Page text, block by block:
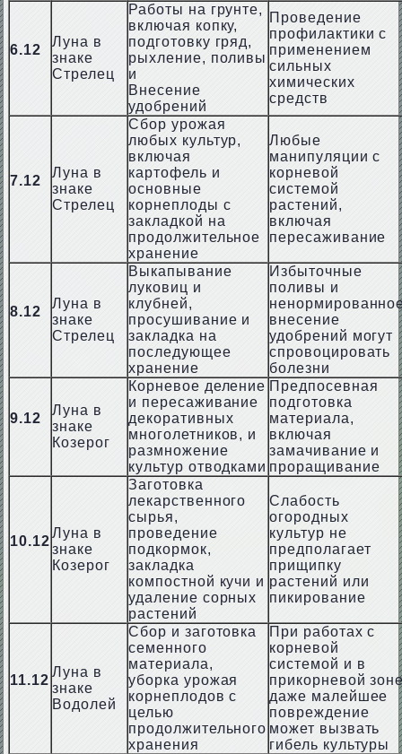
6.12
Луна в
знаке
Стрелец
Работы на грунте,
включая копку,
подготовку гряд,
рыхление, поливы
и
Внесение
удобрений
Проведение
профилактики с
применением
сильных
химических
средств
7.12
Луна в
знаке
Стрелец
Сбор урожая
любых культур,
включая
картофель и
основные
корнеплоды с
закладкой на
продолжительное
хранение
Любые
манипуляции с
корневой
системой
растений,
включая
пересаживание
8.12
Луна в
знаке
Стрелец
Выкапывание
луковиц и
клубней,
просушивание и
закладка на
последующее
хранение
Избыточные
поливы и
внесение
удобрений могут
спровоцировать
болезни
9.12
Луна в
знаке
Козерог
Корневое деление
и пересаживание
декоративных
многолетников, и
размножение
культур отводками
Предпосевная
подготовка
материала,
включая
замачивание и
проращивание
10.12
Луна в
знаке
Козерог
Заготовка
лекарственного
сырья,
проведение
подкормок,
закладка
компостной кучи и
удаление сорных
растений
Слабость
огородных
культур не
предполагает
прищипку
растений или
пикирование
11.12
Луна в
знаке
Водолей
Сбор и заготовка
семенного
материала,
уборка урожая
корнеплодов с
целью
продолжительного
хранения
При работах с
корневой
системой и в
прикорневой
даже малейшее
повреждение
может вызвать
гибель культуры